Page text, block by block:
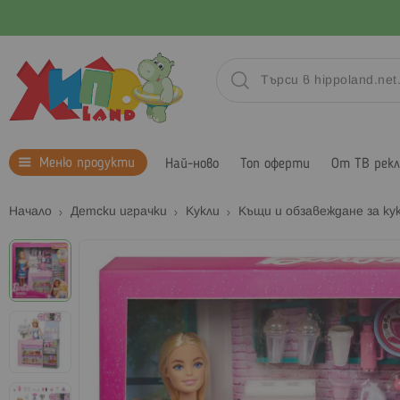
Меню продукти Най-ново Топ оферти От ТВ
Начало Детски играчки Кукли Къщи и обзавеждане за
Преминете
към
края
на
галерията
на
изображенията